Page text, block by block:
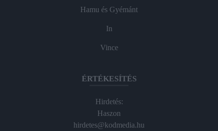
Hamu és Gyémánt
In
Vince
ÉRTÉKESÍTÉS
Hirdetés:
Haszon
hirdetes@kodmedia.hu